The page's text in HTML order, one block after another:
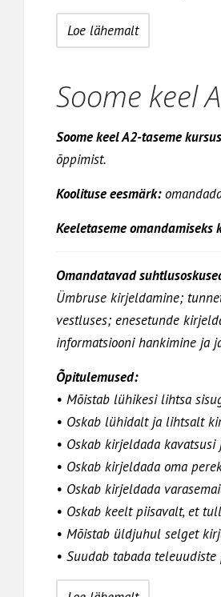
Loe lähemalt
Soome keel
Soome keel A2-taseme kursus
õppimist.
Koolituse eesmärk:
Keeletaseme omandamiseks
Omandatavad
Ümbruse kirjeldamine;
vestluses; enesetunde
informatsiooni hankimine ja
Õpitulemused:
• Mõistab lühikesi lihtsa
• Oskab lühidalt ja lihtsalt
• Oskab kirjeldada
• Oskab kirjeldada oma
• Oskab kirjeldada
• Oskab keelt piisavalt, et
• Mõistab üldjuhul selget
• Suudab tabada